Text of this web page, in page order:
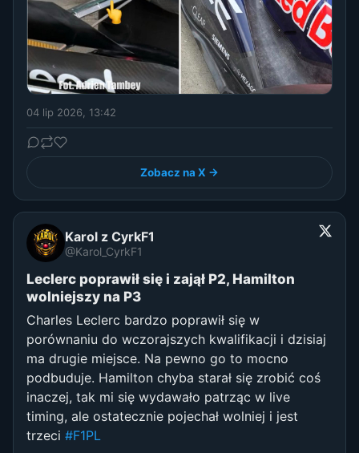
04 lip 2026, 13:42
Zobacz na X →
Karol z CyrkF1
@Karol_CyrkF1
Leclerc poprawił się i zajął P2, Hamilton
wolniejszy na P3
Charles Leclerc bardzo poprawił się w
porównaniu do wczorajszych kwalifikacji i dzisiaj
ma drugie miejsce. Na pewno go to mocno
podbuduje. Hamilton chyba starał się zrobić coś
inaczej, tak mi się wydawało patrząc w live
timing, ale ostatecznie pojechał wolniej i jest
trzeci #F1PL